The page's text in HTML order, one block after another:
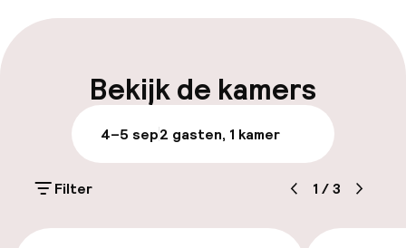
Meertalige medewerkers
Parkeren & mobiliteit
Openbaar parkeren
Toegankelijkheid
Bekijk de kamers
4–5 sep2 gasten, 1 kamer
Filter 1 /3